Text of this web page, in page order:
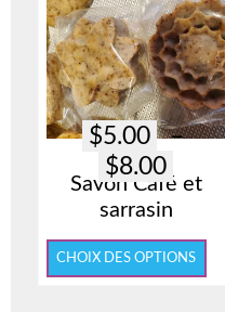
Savon Café et
sarrasin
$5.00 –
$8.00
de
$5.00
à
CHOIX DES OPTIONS
Ce